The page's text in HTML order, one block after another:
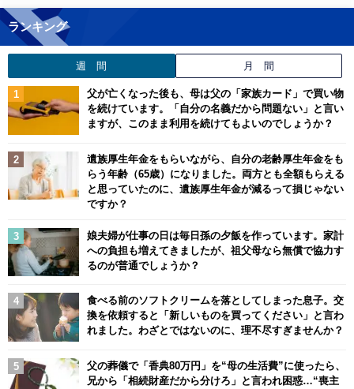
ランキング
週 間 月 間
父が亡くなった後も、母は父の「家族カード」で買い物
を続けています。「自分の名義だから問題ない」と言い
ますが、このまま利用を続けてもよいのでしょうか？
遺族厚生年金をもらいながら、自分の老齢厚生年金をも
らう年齢（65歳）になりました。両方とも全額もらえる
と思っていたのに、遺族厚生年金が減るって損じゃない
ですか？
娘夫婦が仕事の日は毎日孫の夕飯を作っています。家計
への負担も増えてきましたが、祖父母なら無償で協力す
るのが普通でしょうか？
食べる前のソフトクリームを落としてしまった息子。交
換を依頼すると「新しいものを買ってください」と言わ
れました。わざとではないのに、理不尽すぎませんか？
父の葬儀で「香典80万円」を“母の生活費”に使ったら、
兄から「相続財産だから分けろ」と言われ困惑…“喪主